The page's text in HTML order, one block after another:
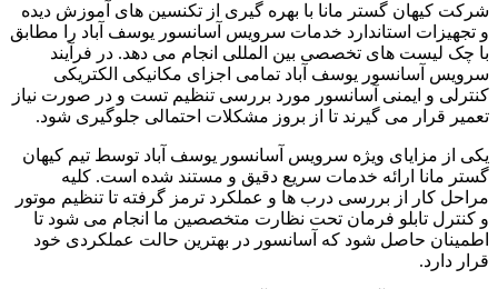
شرکت کیهان گستر مانا با بهره گیری از تکنسین های آموزش دیده
و تجهیزات استاندارد خدمات سرویس آسانسور یوسف آباد را مطابق
با چک لیست های تخصصی بین المللی انجام می دهد. در فرآیند
سرویس آسانسور یوسف آباد تمامی اجزای مکانیکی الکتریکی
کنترلی و ایمنی آسانسور مورد بررسی تنظیم تست و در صورت نیاز
تعمیر قرار می گیرند تا از بروز مشکلات احتمالی جلوگیری شود.
یکی از مزایای ویژه سرویس آسانسور یوسف آباد توسط تیم کیهان
گستر مانا ارائه خدمات سریع دقیق و مستند شده است. کلیه
مراحل کار از بررسی درب ها و عملکرد ترمز گرفته تا تنظیم موتور
و کنترل تابلو فرمان تحت نظارت متخصصین ما انجام می شود تا
اطمینان حاصل شود که آسانسور در بهترین حالت عملکردی خود
قرار دارد.